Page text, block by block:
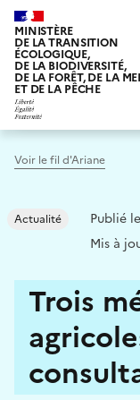
Aller
au
contenu
principal
MINISTÈRE
DE LA TRANSITION
ÉCOLOGIQUE,
DE LA BIODIVERSITÉ,
DE LA FORÊT, DE LA
ET DE LA PÊCHE
Voir le fil d'Ariane
Actualité
Publié
Mis à
Trois